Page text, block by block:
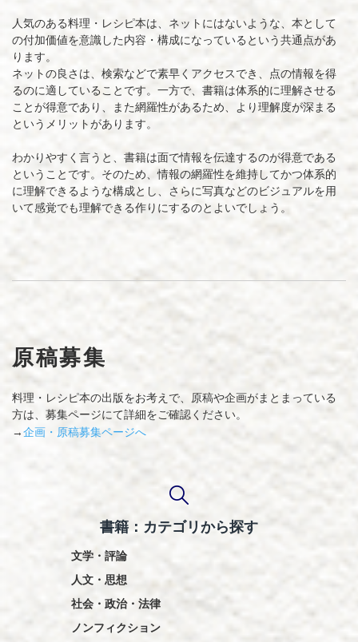
人気のある料理・レシピ本は、ネットにはないような、本として
の付加価値を意識した内容・構成になっているという共通点があ
ります。
ネットの良さは、検索などで素早くアクセスでき、点の情報を得
るのに適していることです。一方で、書籍は体系的に理解させる
ことが得意であり、また網羅性があるため、より理解度が深まる
というメリットがあります。
わかりやすく言うと、書籍は面で情報を伝達するのが得意である
ということです。そのため、情報の網羅性を維持してかつ体系的
に理解できるような構成とし、さらに写真などのビジュアルを用
いて感覚でも理解できる作りにするのとよいでしょう。
原稿募集
料理・レシピ本の出版をお考えで、原稿や企画がまとまっている
方は、募集ページにて詳細をご確認ください。
→企画・原稿募集ページへ
書籍：カテゴリから探す
文学・評論
人文・思想
社会・政治・法律
ノンフィクション